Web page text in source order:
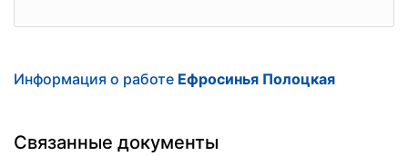
Информация о работе Ефросинья Полоцкая
Связанные документы